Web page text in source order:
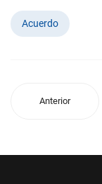
Acuerdo
Anterior